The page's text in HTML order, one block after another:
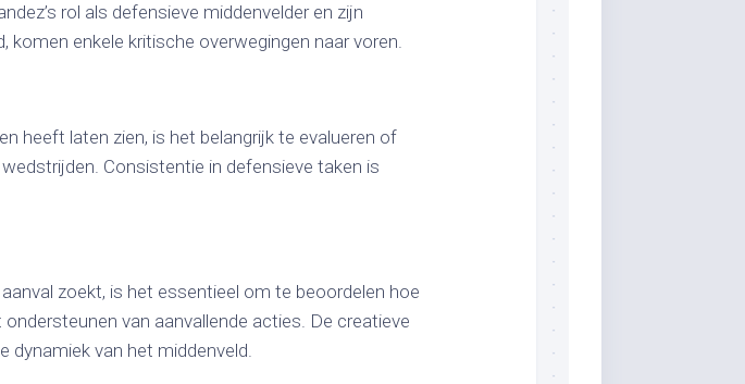
rol als defensieve middenvelder en zijn
komen enkele kritische overwegingen naar voren.
heeft laten zien, is het belangrijk te evalueren of
Consistentie in defensieve taken is
zoekt, is het essentieel om te beoordelen hoe
van aanvallende acties. De creatieve
dynamiek van het middenveld.